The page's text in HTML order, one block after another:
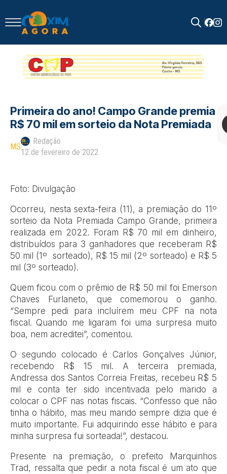
for:
Primeira do ano! Campo Grande premia
R$ 70 mil em sorteio da Nota Premiada
MS
Redação
12 de fevereiro de 2022
Foto: Divulgação
Ocorreu, nesta sexta-feira (11), a premiação do 11º
sorteio da Nota Premiada Campo Grande, primeira
realizada em 2022. Foram R$ 70 mil em dinheiro,
distribuídos para 3 ganhadores que receberam R$
50 mil (1º sorteado), R$ 15 mil (2º sorteado) e R$ 5
mil (3º sorteado).
Quem ficou com o prêmio de R$ 50 mil foi Emerson
Chaves Furlaneto, que comemorou o ganho.
“Sempre pedi para incluírem meu CPF na nota
fiscal. Quando me ligaram foi uma surpresa muito
boa, nem acreditei”, comentou.
O segundo colocado é Carlos Gonçalves Júnior,
recebendo R$ 15 mil. A terceira premiada,
Andressa dos Santos Correia Freitas, recebeu R$ 5
mil e conta ter sido incentivada pelo marido a
colocar o CPF nas notas fiscais. “Confesso que não
tinha o hábito, mas meu marido sempre dizia que é
muito importante. Fui adquirindo esse hábito e para
minha surpresa fui sorteada!”, destacou.
Presente na premiação, o prefeito Marquinhos
Trad, ressalta que pedir a nota fiscal é um ato que